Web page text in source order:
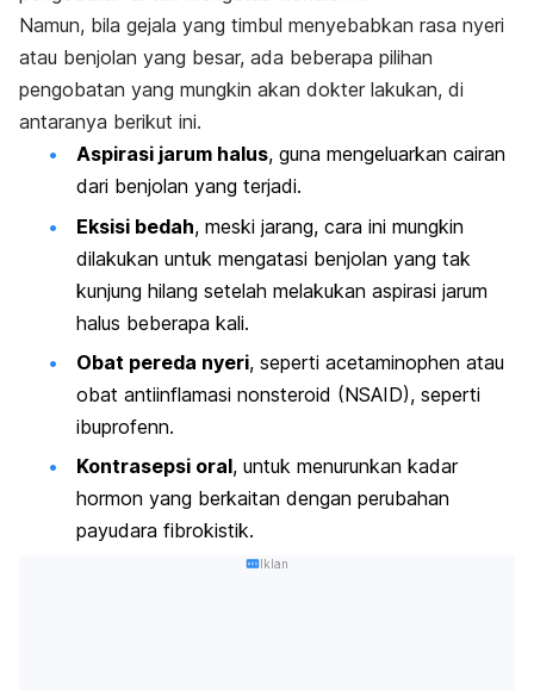
Namun, bila gejala yang timbul menyebabkan rasa nyeri
atau benjolan yang besar, ada beberapa pilihan
pengobatan yang mungkin akan dokter lakukan, di
antaranya berikut ini.
Aspirasi jarum halus, guna mengeluarkan cairan
dari benjolan yang terjadi.
Eksisi bedah, meski jarang, cara ini mungkin
dilakukan untuk mengatasi benjolan yang tak
kunjung hilang setelah melakukan aspirasi jarum
halus beberapa kali.
Obat pereda nyeri, seperti acetaminophen atau
obat antiinflamasi nonsteroid (NSAID), seperti
ibuprofenn.
Kontrasepsi oral, untuk menurunkan kadar
hormon yang berkaitan dengan perubahan
payudara fibrokistik.
Iklan